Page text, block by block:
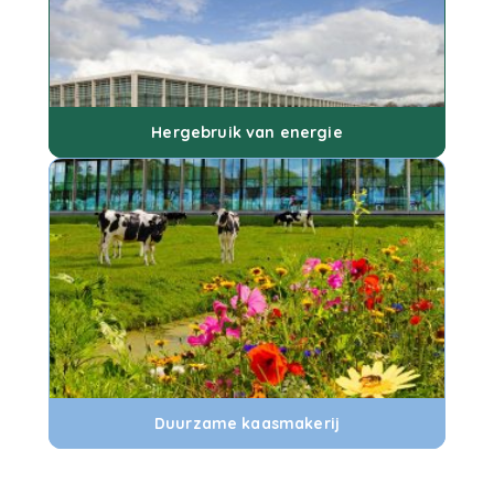
Hergebruik van energie
hergebruiken restwarmte en -koude en willen
jaarlijks steeds minder verbruiken.
Duurzame kaasmakerij
Duurzame kaasmakerij
Een van de duurzaamste kaasmakerijen vind je in de
Beemster.
We zijn continu bezig om te verduurzamen, zonder in
te leveren op smaak en kwaliteit.